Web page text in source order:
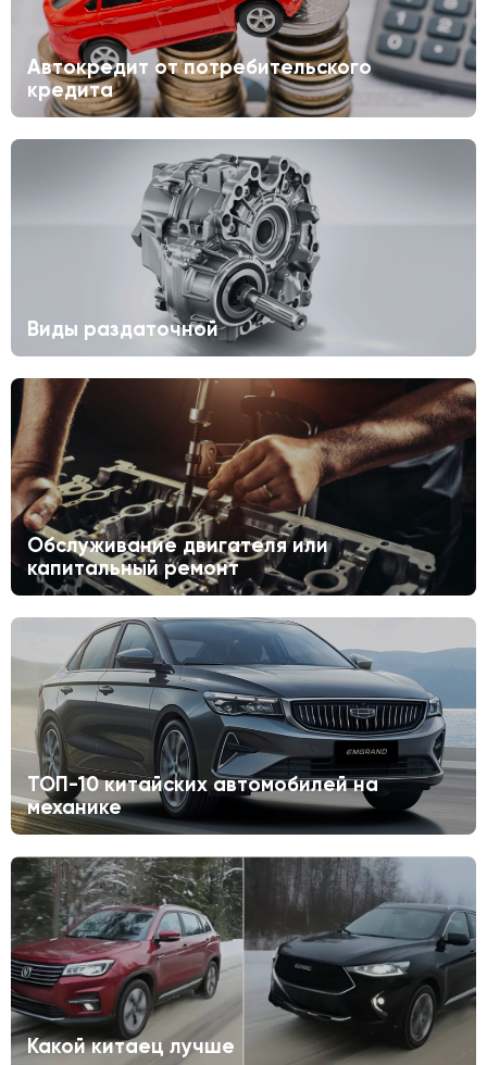
Автокредит от потребительского
кредита
Виды раздаточной
Обслуживание двигателя или
капитальный ремонт
ТОП-10 китайских автомобилей на
механике
Какой китаец лучше